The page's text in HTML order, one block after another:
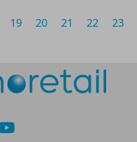
19 20 21 22 23
yt